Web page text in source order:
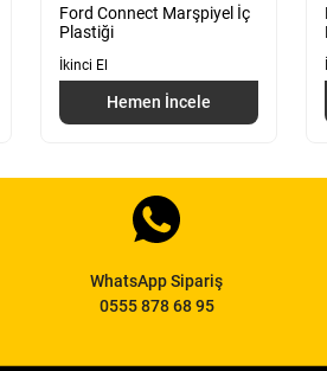
Ford Connect Marşpiyel İç
Plastiği
İkinci El
Hemen İncele
WhatsApp Sipariş
0555 878 68 95